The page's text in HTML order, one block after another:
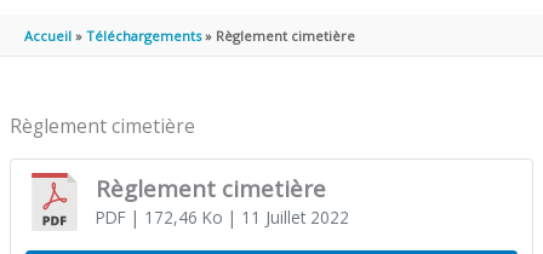
PRINCIPAL
Accueil Téléchargements Règlement cimetière
Règlement cimetière
Règlement cimetière
PDF| 172,46 Ko | 11 Juillet 2022